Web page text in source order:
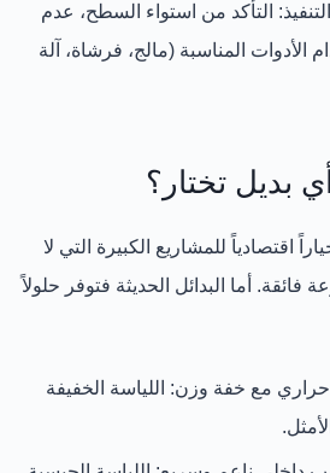
التأكد من استواء السطح، عدم
الأدوات المناسبة (مالج، فرشاة، آلة
بديل تختار؟
اقتصادياً للمشاريع الكبيرة التي لا
أما البدائل الحديثة فتوفر حلولاً
مع خفة وزن: اللياسة الخفيفة